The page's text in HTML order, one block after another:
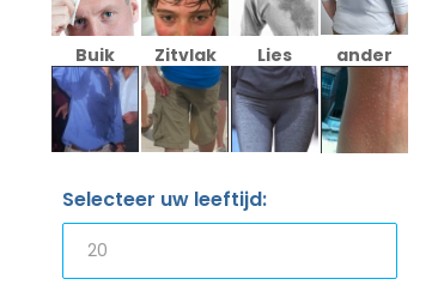
Buik Zitvlak Lies ander
Selecteer uw leeftijd: